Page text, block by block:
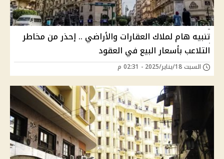
تنبيه هام لملاك العقارات والأراضي .. إحذر من مخاطر
التلاعب بأسعار البيع في العقود
السبت 18/يناير/2025 - 02:31 م